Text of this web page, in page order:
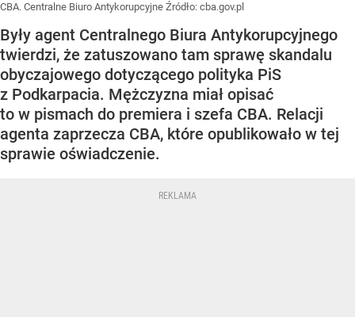
CBA. Centralne Biuro Antykorupcyjne Źródło: cba.gov.pl
Były agent Centralnego Biura Antykorupcyjnego
twierdzi, że zatuszowano tam sprawę skandalu
obyczajowego dotyczącego polityka PiS
z Podkarpacia. Mężczyzna miał opisać
to w pismach do premiera i szefa CBA. Relacji
agenta zaprzecza CBA, które opublikowało w tej
sprawie oświadczenie.